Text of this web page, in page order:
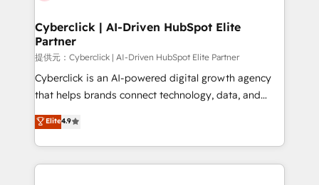
Cyberclick | AI-Driven HubSpot Elite
Partner
提供元：Cyberclick | AI-Driven HubSpot Elite Partner
Cyberclick is an AI-powered digital growth agency
that helps brands connect technology, data, and
creativity to achieve measurable results. Founded in
Barcelona and operating across Spain, LATAM, and
the UK, we support global companies in building
smarter marketing, sales, and customer success
Elite4.9